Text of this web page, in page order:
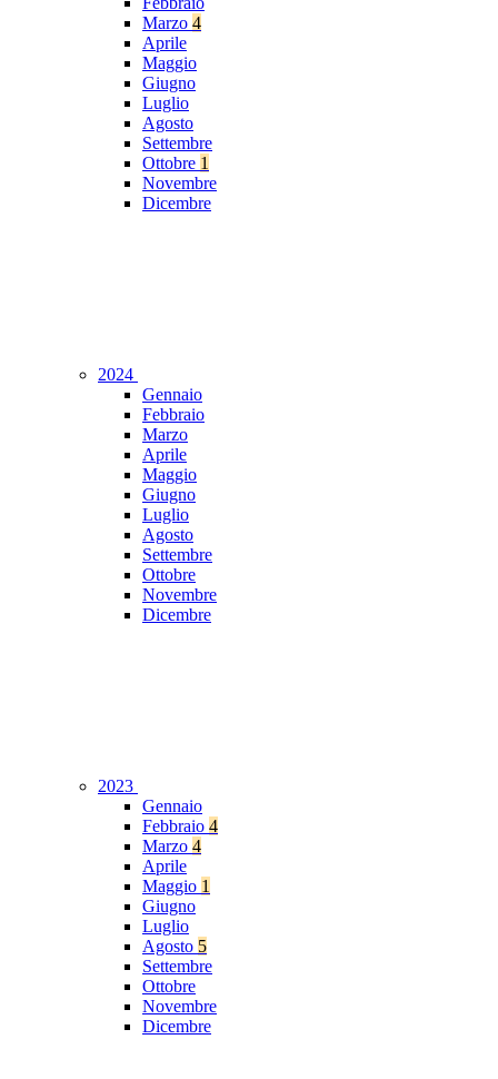
Marzo 4
Aprile
Maggio
Giugno
Luglio
Agosto
Settembre
Ottobre 1
Novembre
Dicembre
2024
Gennaio
Febbraio
Marzo
Aprile
Maggio
Giugno
Luglio
Agosto
Settembre
Ottobre
Novembre
Dicembre
2023
Gennaio
Febbraio 4
Marzo 4
Aprile
Maggio 1
Giugno
Luglio
Agosto 5
Settembre
Ottobre
Novembre
Dicembre